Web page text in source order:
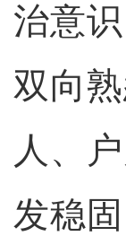
治意
双向
人、
发稳固